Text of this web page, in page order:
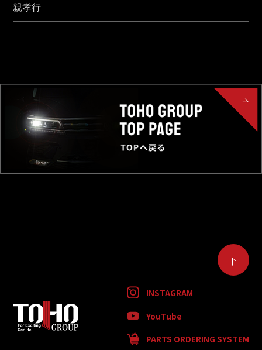
親孝行
INSTAGRAM
YouTube
PARTS ORDERING SYSTEM